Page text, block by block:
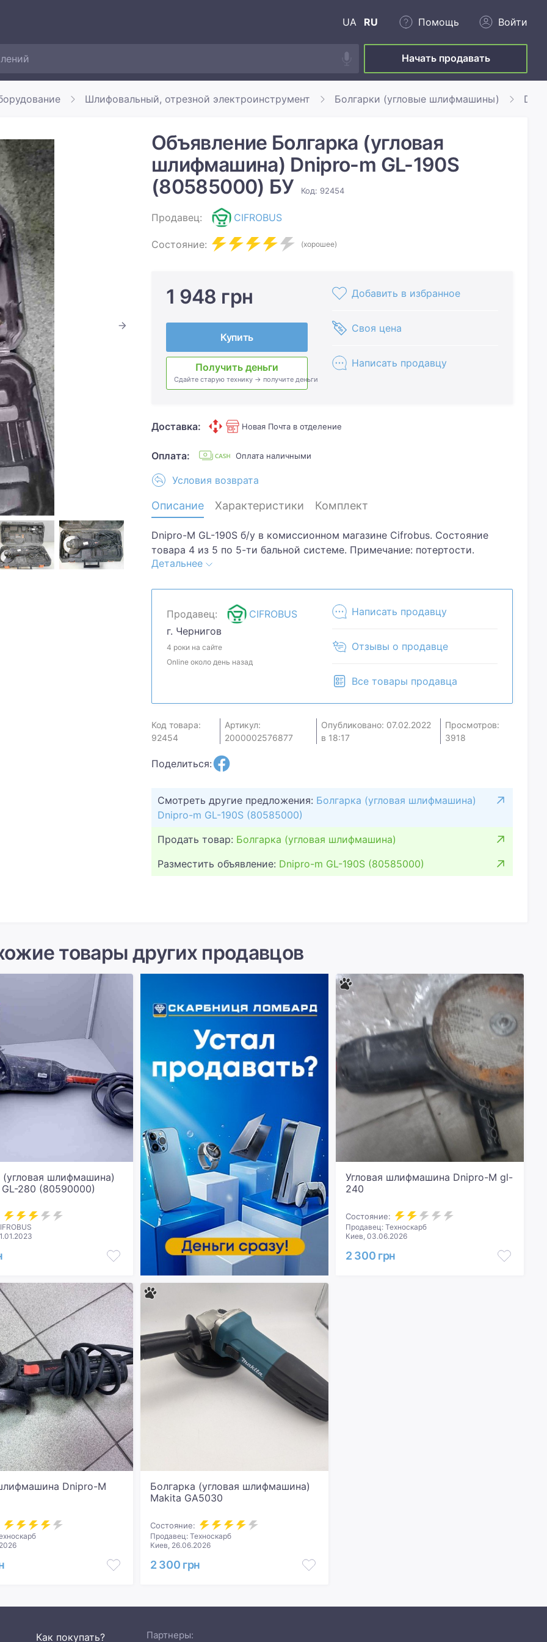
UA RU Помощь Войти
Начать продавать
Шлифовальный, отрезной электроинструмент Болгарки (угловые шлифмашины)
Объявление Болгарка (угловая
шлифмашина) Dnipro-m GL-190S
(80585000) БУ
Код: 92454
Продавец: CIFROBUS
Состояние: (хорошее)
1 948 грн
Купить
Получить деньги
Сдайте старую технику → получите деньги
Добавить в избранное
Своя цена
Написать продавцу
Доставка: Новая Почта в отделение
Оплата: Оплата наличными
Условия возврата
Описание Характеристики Комплект
Dnipro-M GL-190S б/у в комиссионном магазине Cifrobus. Состояние
товара 4 из 5 по 5-ти бальной системе. Примечание: потертости.
Комплектация товара: кейс, ручка, ключ.Хотите скидку? Давайте
сделать.Уточняйте наличие и комплектацию у менеджера. Товар может
быть продан в розничном магазине.
Детальнее
Продавец:
CIFROBUS
г. Чернигов
4 роки на сайте
Online около день назад
Написать продавцу
Отзывы о продавце
Все товары продавца
Код товара:
92454
Артикул:
2000002576877
Опубликовано: 07.02.2022
в 18:17
Просмотров:
3918
Поделиться:
Смотреть другие предложения: Болгарка (угловая шлифмашина)
Dnipro-m GL-190S (80585000)
Продать товар: Болгарка (угловая шлифмашина)
Разместить объявление: Dnipro-m GL-190S (80585000)
товары других продавцов
(угловая шлифмашина)
280 (80590000)
Угловая шлифмашина Dnipro-M gl-
240
Состояние:
Продавец: Техноскарб
Киев, 03.06.2026
2 300 грн
Dnipro-M
Болгарка (угловая шлифмашина)
Makita GA5030
Состояние:
Продавец: Техноскарб
Киев, 26.06.2026
2 300 грн
Как покупать? Партнеры: